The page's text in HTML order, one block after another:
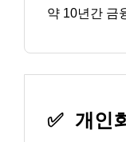
약 10년간 금
✅ 개인